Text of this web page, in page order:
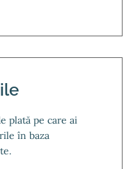
plată pe care ai
în baza